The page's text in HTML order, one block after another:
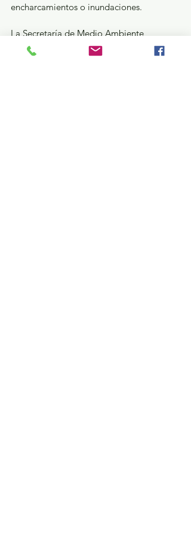
encharcamientos o inundaciones.
La Secretaría de Medio Ambiente
continuará trabajando en coordinación
con autoridades municipales y sociedad